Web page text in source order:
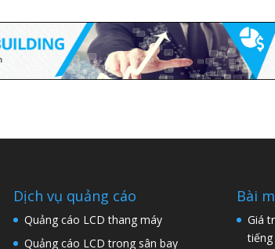
Dịch vụ quảng cáo
Quảng cáo LCD thang máy
Quảng cáo LCD trong sân bay
Bài
Giá
tiếng